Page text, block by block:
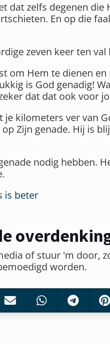
dat zelfs degenen
En op die
zeven keer ten
om Hem te dienen
is God genadig!
dat dat ook voor
je kilometers ver van
Zijn genade. Hij is
nodig hebben.
is beter
of stuur 'm door,
worden.